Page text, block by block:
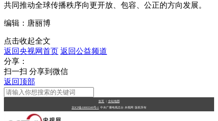
共同推动全球传播秩序向更开放、包容、公正的方向发展。
编辑：唐丽博
点击收起全文
返回央视网首页 返回公益频道
分享：
扫一扫 分享到微信
返回顶部
首页 全站地图
京ICP备10003349号-1 中央广播电视总台 央视网 版权所有